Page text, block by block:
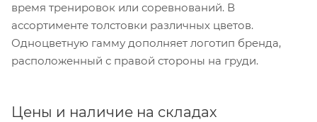
время тренировок или соревнований. В
ассортименте толстовки различных цветов.
Одноцветную гамму дополняет логотип бренда,
расположенный с правой стороны на груди.
Цены и наличие на складах